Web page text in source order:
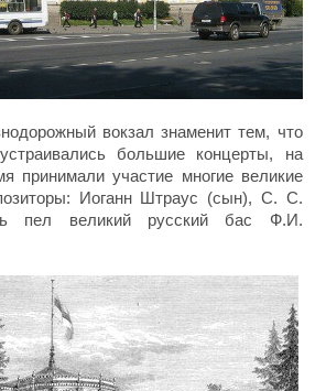
вокзал знаменит тем, что
большие концерты, на
принимали участие многие великие
Иоганн Штраус (сын), С. С.
пел великий русский бас Ф.И.